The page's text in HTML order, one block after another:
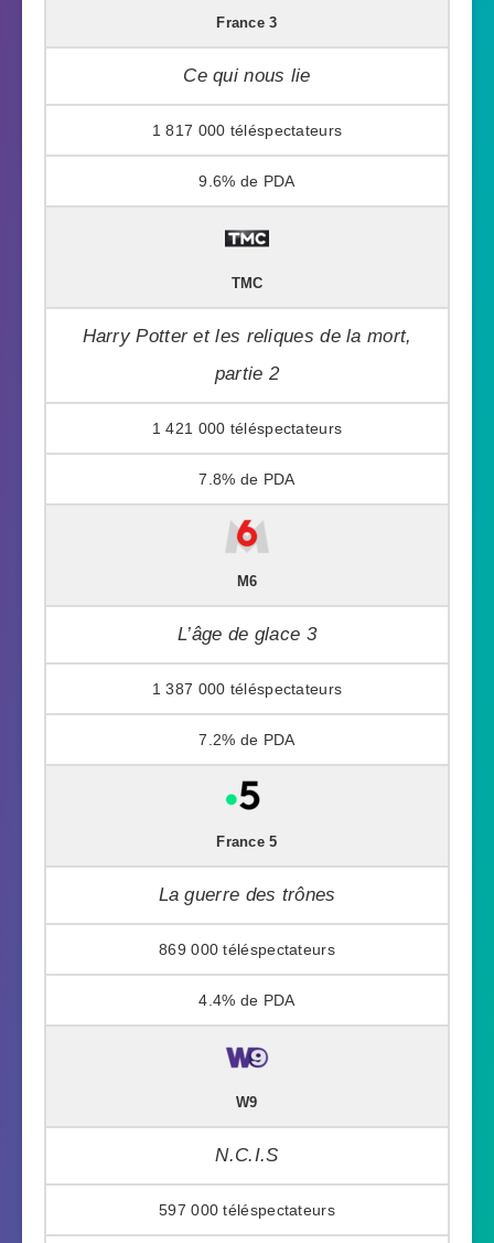
France 3
Ce qui nous lie
1 817 000
9.6%
TMC
Harry Potter et les reliques de la mort,
partie 2
1 421 000
7.8%
M6
L’âge de glace 3
1 387 000
7.2%
France 5
La guerre des trônes
869 000
4.4%
W9
N.C.I.S
597 000